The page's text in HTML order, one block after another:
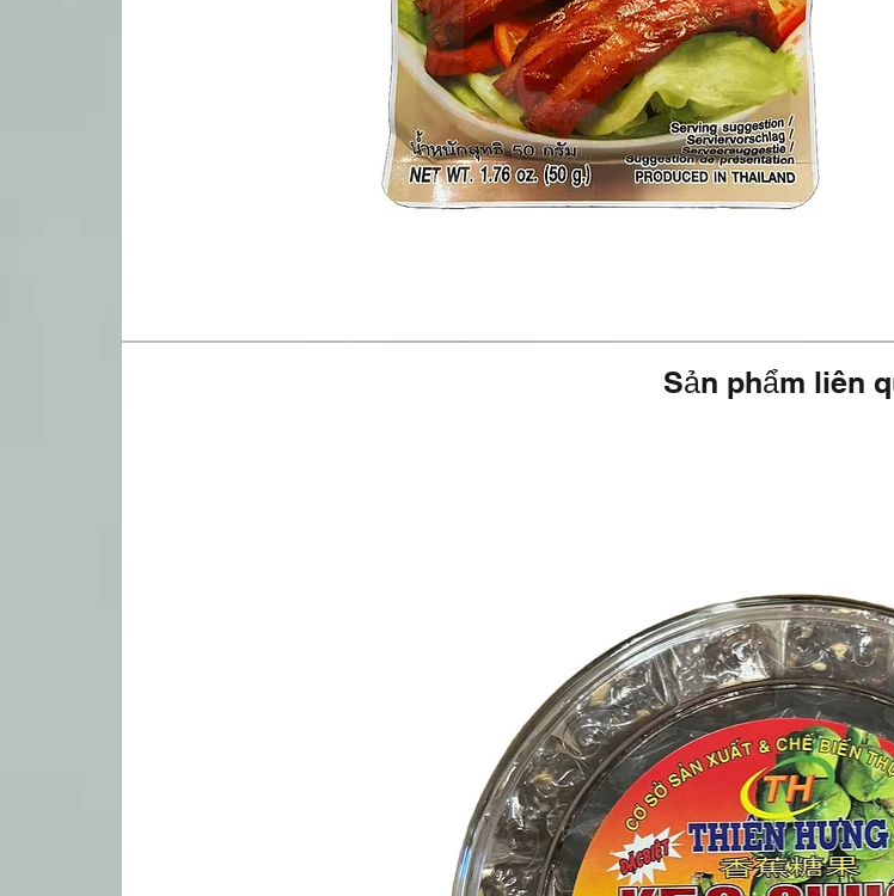
Sản phẩm liên